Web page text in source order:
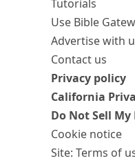
Tutorials
Use Bible
Advertise with
Contact us
Privacy policy
California
Do Not Sell
Cookie notice
Site: Terms of